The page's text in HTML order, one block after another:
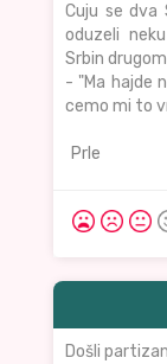
Cuju se dva
oduzeli
Srbin
- "Ma hajde
cemo mi to
Prle
Došli